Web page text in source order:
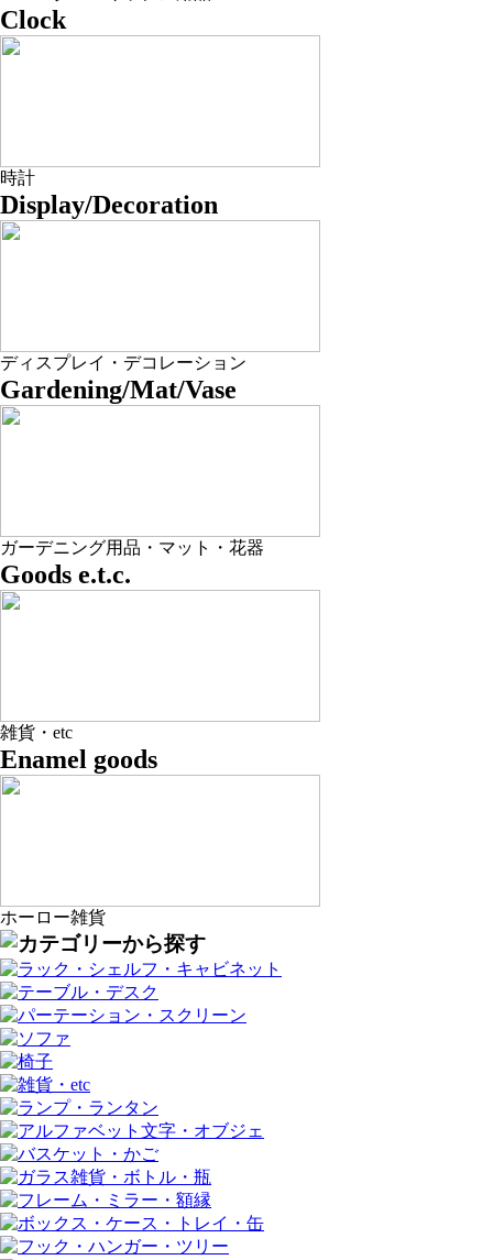
Clock
時計
Display/Decoration
ディスプレイ・デコレーション
Gardening/Mat/Vase
ガーデニング用品・マット・花器
Goods e.t.c.
雑貨・etc
Enamel goods
ホーロー雑貨